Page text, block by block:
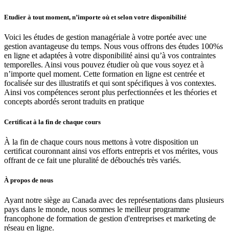
Etudier à tout moment, n’importe où et selon votre disponibilité
Voici les études de gestion managériale à votre portée avec une
gestion avantageuse du temps. Nous vous offrons des études 100%s
en ligne et adaptées à votre disponibilité ainsi qu’à vos contraintes
temporelles. Ainsi vous pouvez étudier où que vous soyez et à
n’importe quel moment. Cette formation en ligne est centrée et
focalisée sur des illustratifs et qui sont spécifiques à vos contextes.
Ainsi vos compétences seront plus perfectionnées et les théories et
concepts abordés seront traduits en pratique
Certificat à la fin de chaque cours
À la fin de chaque cours nous mettons à votre disposition un
certificat couronnant ainsi vos efforts entrepris et vos mérites, vous
offrant de ce fait une pluralité de débouchés très variés.
À propos de nous
Ayant notre siège au Canada avec des représentations dans plusieurs
pays dans le monde, nous sommes le meilleur programme
francophone de formation de gestion d'entreprises et marketing de
réseau en ligne.